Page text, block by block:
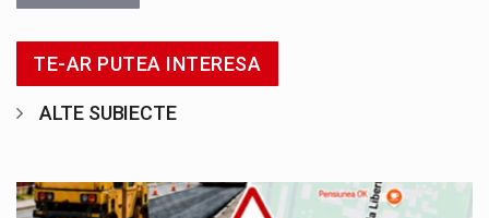
TE-AR PUTEA INTERESA
ALTE SUBIECTE